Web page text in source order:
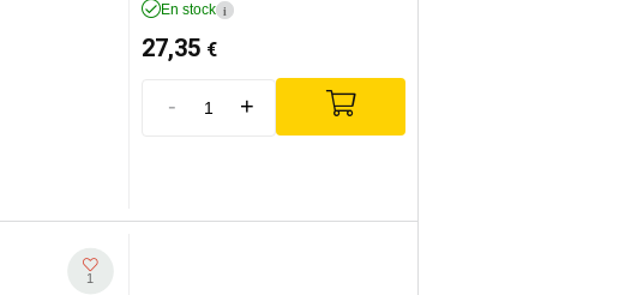
En stock i
27,35 €
- +
1